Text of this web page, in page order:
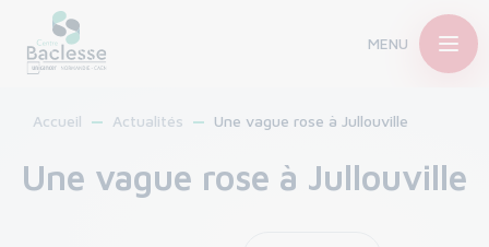
MENU
Accueil Actualités Une vague rose à Jullouville
Une vague rose à Jullouville